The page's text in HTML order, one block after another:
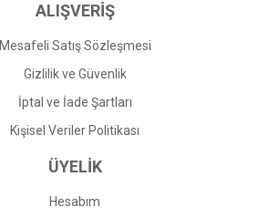
ALIŞVERİŞ
Mesafeli Satış Sözleşmesi
Gizlilik ve Güvenlik
İptal ve İade Şartları
Kişisel Veriler Politikası
ÜYELİK
Hesabım